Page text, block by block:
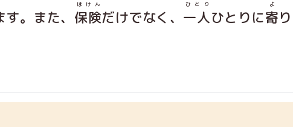
。また、 保険
ほけん
だけでなく、 一人
ひとり
ひとりに寄
よ
り